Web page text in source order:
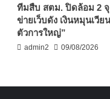
ทีมสืบ สตม. ปิดล้อม 2
ข่ายเว็บดัง เงินหมุนเวี
ตัวการใหญ่”
admin2 09/08/2026